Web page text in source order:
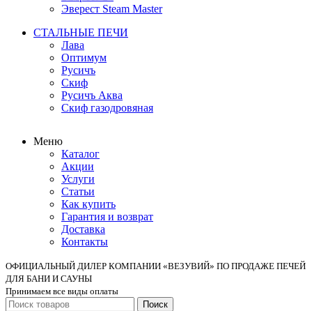
Эверест Steam Master
СТАЛЬНЫЕ ПЕЧИ
Лава
Оптимум
Русичъ
Скиф
Русичъ Аква
Скиф газодровяная
Меню
Каталог
Акции
Услуги
Статьи
Как купить
Гарантия и возврат
Доставка
Контакты
ОФИЦИАЛЬНЫЙ ДИЛЕР КОМПАНИИ «ВЕЗУВИЙ» ПО ПРОДАЖЕ ПЕЧЕЙ
ДЛЯ БАНИ И САУНЫ
Принимаем все виды оплаты
Поиск